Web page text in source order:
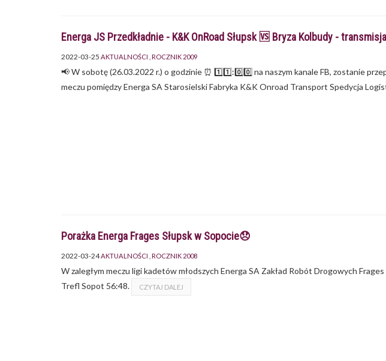
Energa JS Przedkładnie - K&K OnRoad Słupsk 🆚 Bryza Kolbudy -
2022-03-25 AKTUALNOŚCI ROCZNIK 2009
📢 W sobotę (26.03.2022 r.) o godzinie ⏰ 1️⃣1️⃣:0️⃣0️⃣ na naszym kanale FB, zostanie
meczu pomiędzy Energa SA Starosielski Fabryka K&K Onroad Transport Spedycja
Porażka Energa Frages Słupsk w Sopocie😞
2022-03-24AKTUALNOŚCI ROCZNIK 2008
W zaległym meczu ligi kadetów młodszych Energa SA Zakład Robót Drogowych
Trefl Sopot 56:48.
CZYTAJ DALEJ